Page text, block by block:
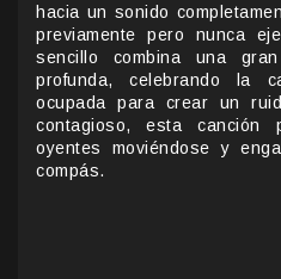
hacia un sonido
previamente pero nunca
sencillo combina una
profunda, celebrando la
ocupada para crear un
contagioso, esta canción
oyentes moviéndose y
compás.